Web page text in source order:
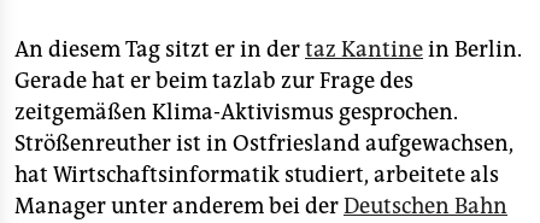
An diesem Tag sitzt er in dertaz Kantinein Berlin.
Gerade hat er beim tazlab zur Frage des
zeitgemäßen Klima-Aktivismus gesprochen.
Strößenreuther ist in Ostfriesland aufgewachsen,
hat Wirtschaftsinformatik studiert, arbeitete als
Manager unter anderem bei derDeutschen Bahn